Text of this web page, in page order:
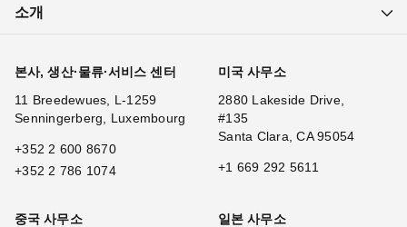
소개
본사, 생산·물류·서비스 센터
11 Breedewues, L-1259
Senningerberg, Luxembourg
+352 2 600 8670
+352 2 786 1074
미국 사무소
2880 Lakeside Drive,
#135
Santa Clara, CA 95054
+1 669 292 5611
중국 사무소
일본 사무소